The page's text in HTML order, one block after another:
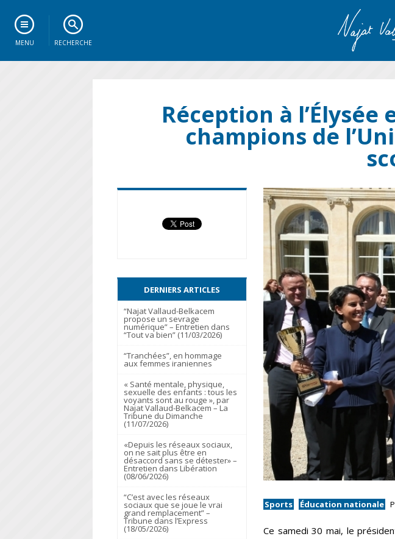
MENU RECHERCHE
Réception à l’Élysée
champions de
Sports Éducation nationale
Ce samedi 30 mai, le
DERNIERS ARTICLES
“Najat Vallaud-Belkacem
propose un sevrage
numérique” – Entretien dans
“Tout va bien” (11/03/2026)
“Tranchées”, en hommage
aux femmes iraniennes
« Santé mentale, physique,
sexuelle des enfants : tous les
voyants sont au rouge », par
Najat Vallaud-Belkacem – La
Tribune du Dimanche
(11/07/2026)
«Depuis les réseaux sociaux,
on ne sait plus être en
désaccord sans se détester» –
Entretien dans Libération
(08/06/2026)
“C’est avec les réseaux
sociaux que se joue le vrai
grand remplacement” –
Tribune dans l’Express
(18/05/2026)